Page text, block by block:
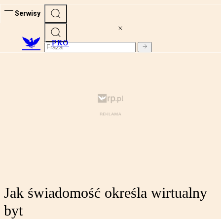
Serwisy
PRO
Jak świadomość określa wirtualny
byt